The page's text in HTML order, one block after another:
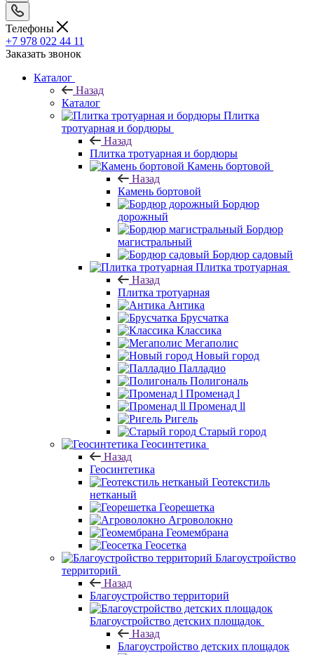
Телефоны
+7 978 022 44 11
Заказать звонок
Каталог
Назад
Каталог
Плитка
тротуарная и бордюры
Назад
Плитка тротуарная и бордюры
Камень бортовой
Назад
Камень бортовой
Бордюр
дорожный
Бордюр
магистральный
Бордюр садовый
Плитка тротуарная
Назад
Плитка тротуарная
Антика
Брусчатка
Классика
Мегаполис
Новый город
Палладио
Полигональ
Променад l
Променад ll
Ригель
Старый город
Геосинтетика
Назад
Геосинтетика
Геотекстиль
нетканый
Георешетка
Агроволокно
Геомембрана
Геосетка
Благоустройство
территорий
Назад
Благоустройство территорий
Благоустройство детских площадок
Назад
Благоустройство детских площадок